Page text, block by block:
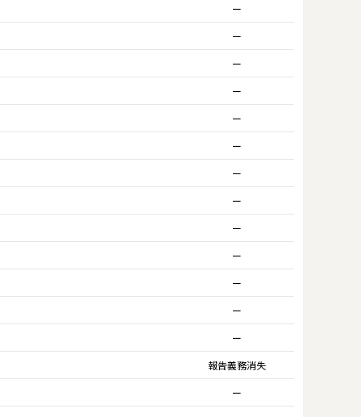
ー
ー
ー
ー
ー
ー
ー
ー
ー
ー
ー
ー
ー
報告義務消失
ー